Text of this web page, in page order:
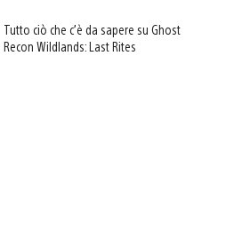
Tutto ciò che c’è da sapere su Ghost
Recon Wildlands: Last Rites